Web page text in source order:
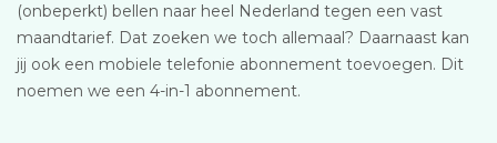
(onbeperkt) bellen naar heel Nederland tegen een vast
maandtarief. Dat zoeken we toch allemaal? Daarnaast kan
jij ook een mobiele telefonie abonnement toevoegen. Dit
noemen we een 4-in-1 abonnement.